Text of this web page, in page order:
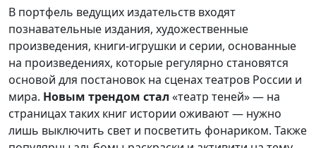
В портфель ведущих издательств входят
познавательные издания, художественные
произведения, книги-игрушки и серии, основанные
на произведениях, которые регулярно становятся
основой для постановок на сценах театров России и
мира. Новым трендом стал «театр теней» — на
страницах таких книг истории оживают — нужно
лишь выключить свет и посветить фонариком. Также